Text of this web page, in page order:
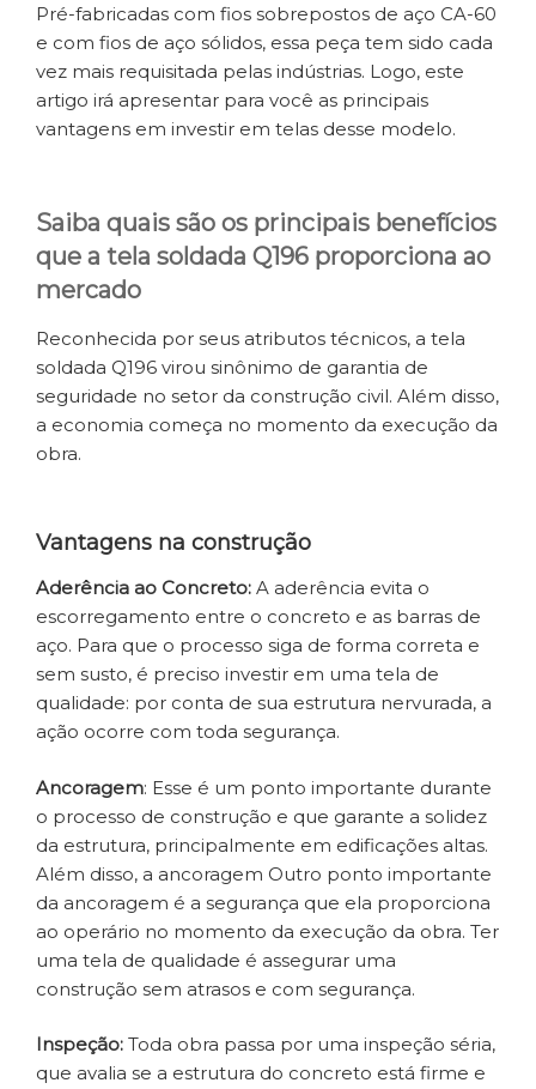
Pré-fabricadas com fios sobrepostos de aço CA-60
e com fios de aço sólidos, essa peça tem sido cada
vez mais requisitada pelas indústrias. Logo, este
artigo irá apresentar para você as principais
vantagens em investir em telas desse modelo.
Saiba quais são os principais benefícios
que a tela soldada Q196 proporciona ao
mercado
Reconhecida por seus atributos técnicos, a tela
soldada Q196 virou sinônimo de garantia de
seguridade no setor da construção civil. Além disso,
a economia começa no momento da execução da
obra.
Vantagens na construção
Aderência ao Concreto: A aderência evita o
escorregamento entre o concreto e as barras de
aço. Para que o processo siga de forma correta e
sem susto, é preciso investir em uma tela de
qualidade: por conta de sua estrutura nervurada, a
ação ocorre com toda segurança.
Ancoragem: Esse é um ponto importante durante
o processo de construção e que garante a solidez
da estrutura, principalmente em edificações altas.
Além disso, a ancoragem Outro ponto importante
da ancoragem é a segurança que ela proporciona
ao operário no momento da execução da obra. Ter
uma tela de qualidade é assegurar uma
construção sem atrasos e com segurança.
Inspeção: Toda obra passa por uma inspeção séria,
que avalia se a estrutura do concreto está firme e